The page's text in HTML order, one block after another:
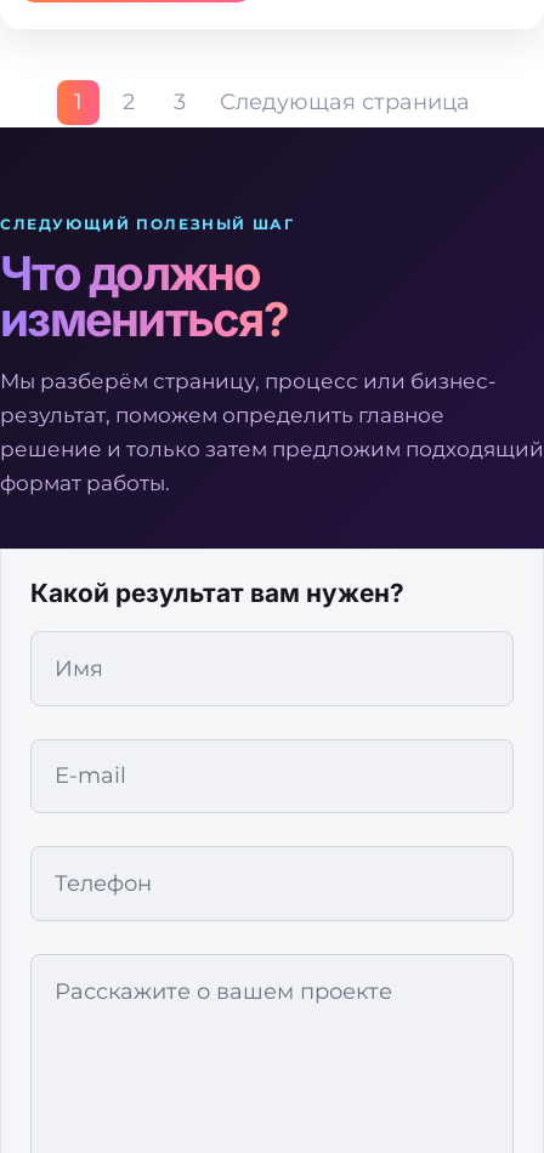
1 2 3 Следующая страница
СЛЕДУЮЩИЙ ПОЛЕЗНЫЙ ШАГ
Что должно
измениться?
Мы разберём страницу, процесс или бизнес-
результат, поможем определить главное
решение и только затем предложим подходящий
формат работы.
Какой результат вам нужен?